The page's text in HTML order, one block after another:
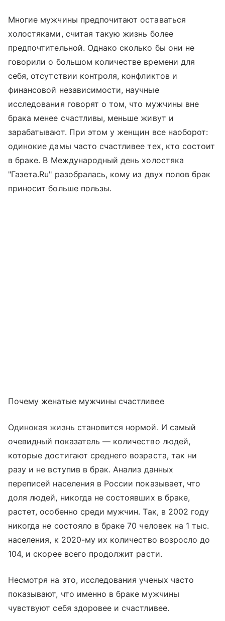
Многие мужчины предпочитают оставаться
холостяками, считая такую жизнь более
предпочтительной. Однако сколько бы они не
говорили о большом количестве времени для
себя, отсутствии контроля, конфликтов и
финансовой независимости, научные
исследования говорят о том, что мужчины вне
брака менее счастливы, меньше живут и
зарабатывают. При этом у женщин все наоборот:
одинокие дамы часто счастливее тех, кто состоит
в браке. В Международный день холостяка
"Газета.Ru" разобралась, кому из двух полов брак
приносит больше пользы.
Почему женатые мужчины счастливее
Одинокая жизнь становится нормой. И самый
очевидный показатель — количество людей,
которые достигают среднего возраста, так ни
разу и не вступив в брак. Анализ данных
переписей населения в России показывает, что
доля людей, никогда не состоявших в браке,
растет, особенно среди мужчин. Так, в 2002 году
никогда не состояло в браке 70 человек на 1 тыс.
населения, к 2020-му их количество возросло до
104, и скорее всего продолжит расти.
Несмотря на это, исследования ученых часто
показывают, что именно в браке мужчины
чувствуют себя здоровее и счастливее.